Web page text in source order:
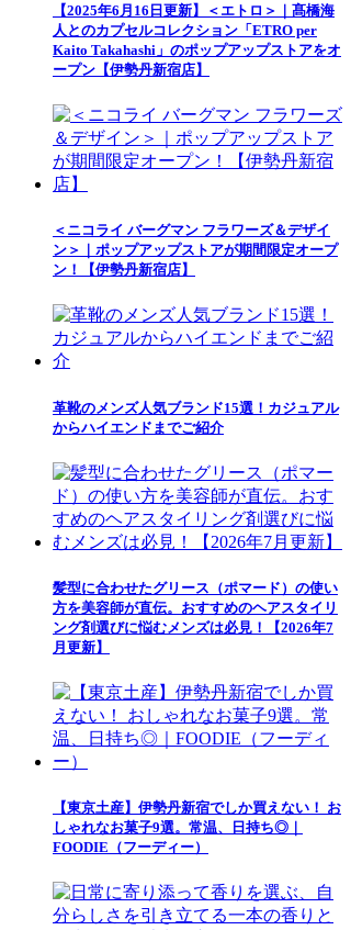
【2025年6月16日更新】＜エトロ＞｜髙橋海
人とのカプセルコレクション「ETRO per
Kaito Takahashi」のポップアップストアをオ
ープン【伊勢丹新宿店】
＜ニコライ バーグマン フラワーズ＆デザイ
ン＞｜ポップアップストアが期間限定オープ
ン！【伊勢丹新宿店】
革靴のメンズ人気ブランド15選！カジュアル
からハイエンドまでご紹介
髪型に合わせたグリース（ポマード）の使い
方を美容師が直伝。おすすめのヘアスタイリ
ング剤選びに悩むメンズは必見！【2026年7
月更新】
【東京土産】伊勢丹新宿でしか買えない！ お
しゃれなお菓子9選。常温、日持ち◎｜
FOODIE（フーディー）